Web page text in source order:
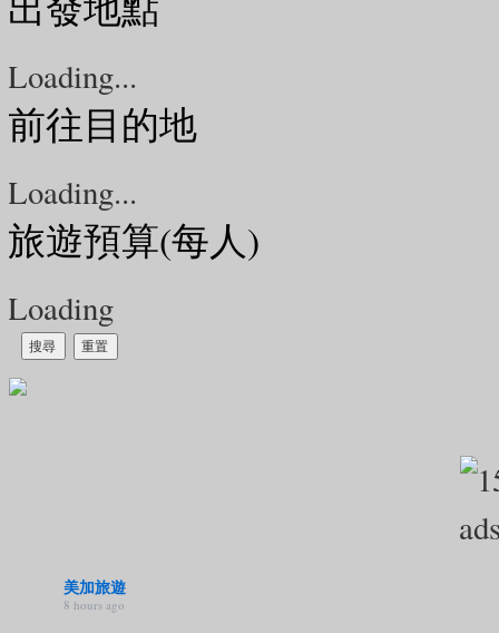
Loading...
前往目的地
Loading...
旅遊預算(每人)
Loading
美加旅遊
8 hours ago